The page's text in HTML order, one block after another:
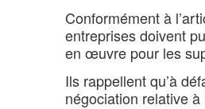
Conformément à
entreprises doivent
en œuvre pour les
Ils rappellent qu’à
négociation relative à